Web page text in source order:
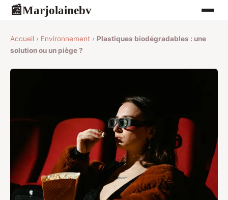
📰Marjolainebv
Accueil › Environnement › Plastiques biodégradables : une
solution ou un piège ?